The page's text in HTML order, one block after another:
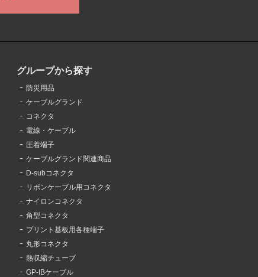
グループから探す
防災用品
ケーブルグランド
コネクタ
電線・ケーブル
圧着端子
ケーブルグランド関連商品
D-subコネクタ
リボンケーブル用コネクタ
ナイロンコネクタ
角型コネクタ
プリント基板用各種端子
丸形コネクタ
熱収縮チューブ
GP-IBケーブル